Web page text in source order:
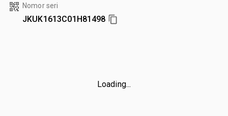
Nomor seri
JKUK1613C01H81498
Loading...